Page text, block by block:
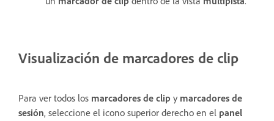
Visualización de marcadores de clip
Para ver todos los marcadores de clip y marcadores de
sesión, seleccione el icono superior derecho en el panel